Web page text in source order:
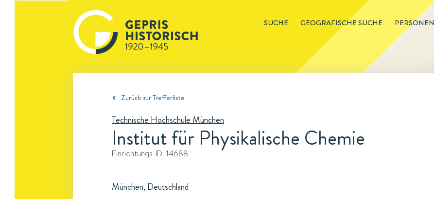
SUCHE GEOGRAFISCHE SUCHE PERSONEN
Zurück zur Trefferliste
Technische Hochschule München
Institut für Physikalische Chemie
Einrichtungs-ID: 14688
München, Deutschland